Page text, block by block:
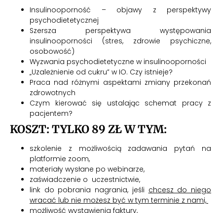
Insulinooporność – objawy z perspektywy
psychodietetycznej
Szersza perspektywa występowania
insulinooporności (stres, zdrowie psychiczne,
osobowość)
Wyzwania psychodietetyczne w insulinooporności
„Uzależnienie od cukru” w IO. Czy istnieje?
Praca nad różnymi aspektami zmiany przekonań
zdrowotnych
Czym kierować się ustalając schemat pracy z
pacjentem?
KOSZT: TYLKO 89 ZŁ W TYM:
szkolenie z możliwością zadawania pytań na
platformie zoom,
materiały wysłane po webinarze,
zaświadczenie o uczestnictwie,
link do pobrania nagrania, jeśli chcesz do niego
wracać lub nie możesz być w tym terminie z nami,
możliwość wystawienia faktury,